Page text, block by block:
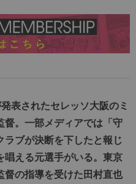
表されたセレッソ大阪のミ
督。一部メディアでは「守
ブが決断を下したと報じ
唱える元選手がいる。東京
督の指導を受けた田村直也